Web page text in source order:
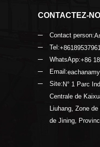
CONTACTEZ-
Contact person:
Tel:
WhatsApp:+86
Email:
Site:N° 1 Parc
Centrale de
Liuhang, Zone
de Jining,